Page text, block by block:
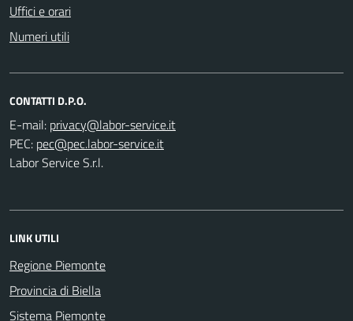
Uffici e orari
Numeri utili
CONTATTI D.P.O.
E-mail:
PEC:
Labor Service S.r.l.
LINK UTILI
Regione Piemonte
Provincia di Biella
Sistema Piemonte